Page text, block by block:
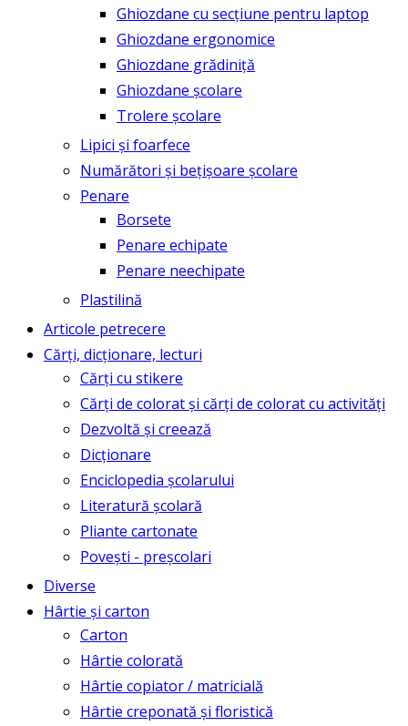
Ghiozdane cu secțiune pentru laptop
Ghiozdane ergonomice
Ghiozdane grădiniță
Ghiozdane școlare
Trolere școlare
Lipici și foarfece
Numărători și bețișoare școlare
Penare
Borsete
Penare echipate
Penare neechipate
Plastilină
Articole petrecere
Cărți, dicționare, lecturi
Cărți cu stikere
Cărți de colorat și cărți de colorat cu activități
Dezvoltă și creează
Dicționare
Enciclopedia școlarului
Literatură școlară
Pliante cartonate
Povești - preșcolari
Diverse
Hârtie și carton
Carton
Hârtie colorată
Hârtie copiator / matricială
Hârtie creponată și floristică